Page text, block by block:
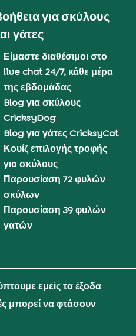
για σκύλους
γάτες
Είμαστε διαθέσιμοι στο
live chat 24/7, κάθε μέρα
της εβδομάδας
Blog για σκύλους
CricksyDog
Blog για γάτες CricksyCat
Κουίζ επιλογής τροφής
για σκύλους
Παρουσίαση 72 φυλών
σκύλων
Παρουσίαση 39 φυλών
γατών
εμείς τα έξοδα
μπορεί να φτάσουν